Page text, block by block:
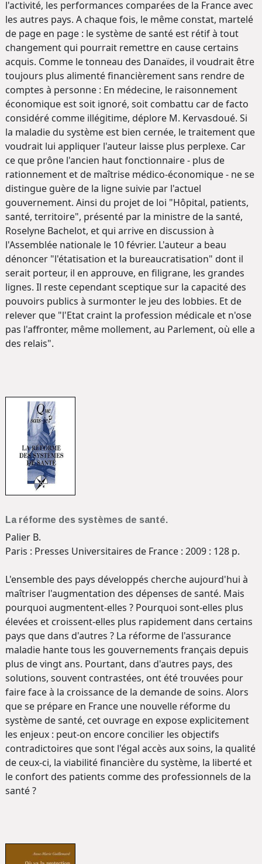
l'activité, les performances comparées de la France avec
les autres pays. A chaque fois, le même constat, martelé
de page en page : le système de santé est rétif à tout
changement qui pourrait remettre en cause certains
acquis. Comme le tonneau des Danaïdes, il voudrait être
toujours plus alimenté financièrement sans rendre de
comptes à personne : En médecine, le raisonnement
économique est soit ignoré, soit combattu car de facto
considéré comme illégitime, déplore M. Kervasdoué. Si
la maladie du système est bien cernée, le traitement que
voudrait lui appliquer l'auteur laisse plus perplexe. Car
ce que prône l'ancien haut fonctionnaire - plus de
rationnement et de maîtrise médico-économique - ne se
distingue guère de la ligne suivie par l'actuel
gouvernement. Ainsi du projet de loi "Hôpital, patients,
santé, territoire", présenté par la ministre de la santé,
Roselyne Bachelot, et qui arrive en discussion à
l'Assemblée nationale le 10 février. L'auteur a beau
dénoncer "l'étatisation et la bureaucratisation" dont il
serait porteur, il en approuve, en filigrane, les grandes
lignes. Il reste cependant sceptique sur la capacité des
pouvoirs publics à surmonter le jeu des lobbies. Et de
relever que "l'Etat craint la profession médicale et n'ose
pas l'affronter, même mollement, au Parlement, où elle a
des relais".
La réforme des systèmes de santé.
Palier B.
Paris : Presses Universitaires de France : 2009 : 128 p.
L'ensemble des pays développés cherche aujourd'hui à
maîtriser l'augmentation des dépenses de santé. Mais
pourquoi augmentent-elles ? Pourquoi sont-elles plus
élevées et croissent-elles plus rapidement dans certains
pays que dans d'autres ? La réforme de l'assurance
maladie hante tous les gouvernements français depuis
plus de vingt ans. Pourtant, dans d'autres pays, des
solutions, souvent contrastées, ont été trouvées pour
faire face à la croissance de la demande de soins. Alors
que se prépare en France une nouvelle réforme du
système de santé, cet ouvrage en expose explicitement
les enjeux : peut-on encore concilier les objectifs
contradictoires que sont l'égal accès aux soins, la qualité
de ceux-ci, la viabilité financière du système, la liberté et
le confort des patients comme des professionnels de la
santé ?